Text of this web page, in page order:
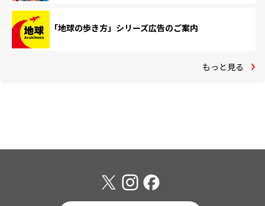
「地球の歩き方」シリーズ広告のご案内
もっと見る